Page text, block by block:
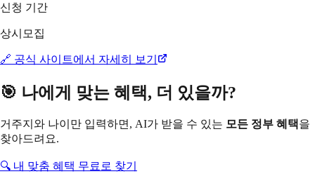
신청 기간
상시모집
🔗 공식 사이트에서 자세히 보기
🎯 나에게 맞는 혜택, 더 있을까?
거주지와 나이만 입력하면, AI가 받을 수 있는 모든 정부 혜택을
찾아드려요.
🔍 내 맞춤 혜택 무료로 찾기